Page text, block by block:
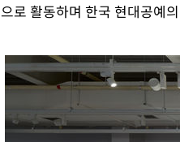
으로 활동하며 한국 현대공예